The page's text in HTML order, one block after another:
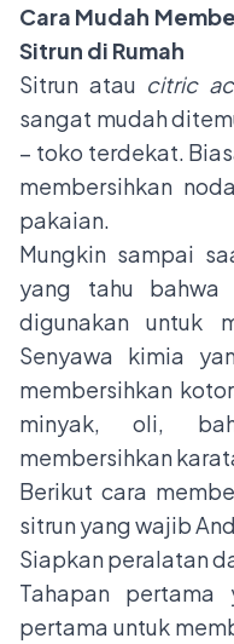
Cara Mudah
Sitrun di Rumah
Sitrun atau citric
sangat mudah
– toko terdekat.
membersihkan
pakaian.
Mungkin sampai
yang tahu
digunakan untuk
Senyawa kimia
membersihkan
minyak, oli,
membersihkan
Berikut cara
sitrun yang wajib
Siapkan peralatan
Tahapan pertama
pertama untuk